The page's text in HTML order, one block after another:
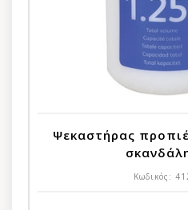
Ψεκαστήρας
Κωδικός: